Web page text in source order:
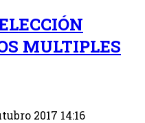
MULTIPLES
2017 14:16